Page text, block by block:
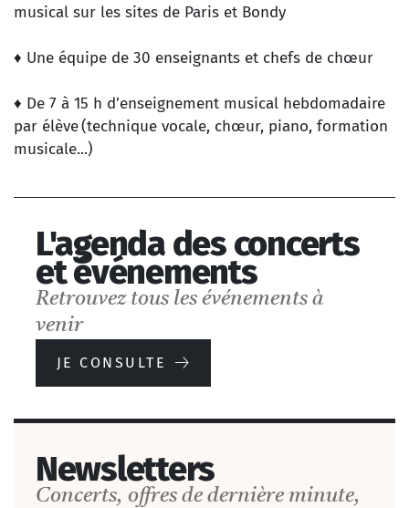
musical sur les sites de Paris et Bondy
♦ Une équipe de 30 enseignants et chefs de chœur
♦ De 7 à 15 h d’enseignement musical hebdomadaire
par élève (technique vocale, chœur, piano, formation
musicale...)
L'agenda des concerts
et événements
Retrouvez tous les événements à
venir
JE CONSULTE
Newsletters
Concerts, offres de dernière minute,